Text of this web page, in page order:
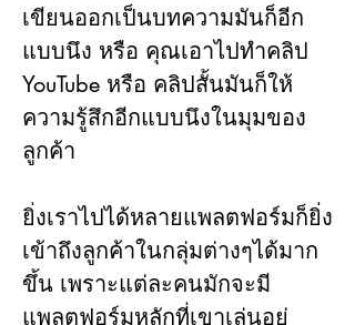
เขียนออกเป็นบทความมันก็อีก
แบบนึง หรือ คุณเอาไปทำคลิป
YouTube หรือ คลิปสั้นมันก็ให้
ความรู้สึกอีกแบบนึงในมุมของ
ลูกค้า
ยิ่งเราไปได้หลายแพลตฟอร์มก็ยิ่ง
เข้าถึงลูกค้าในกลุ่มต่างๆได้มาก
ขึ้น เพราะแต่ละคนมักจะมี
แพลตฟอร์มหลักที่เขาเล่นอยู่